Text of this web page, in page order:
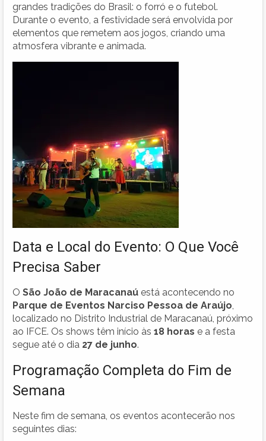
grandes tradições do Brasil: o forró e o futebol.
Durante o evento, a festividade será envolvida por
elementos que remetem aos jogos, criando uma
atmosfera vibrante e animada.
Data e Local do Evento: O Que Você
Precisa Saber
O São João de Maracanaú está acontecendo no
Parque de Eventos Narciso Pessoa de Araújo
localizado no Distrito Industrial de Maracanaú, próximo
ao IFCE. Os shows têm início às 18 horas e a festa
segue até o dia 27 de junho.
Programação Completa do Fim de
Semana
Neste fim de semana, os eventos acontecerão nos
seguintes dias: